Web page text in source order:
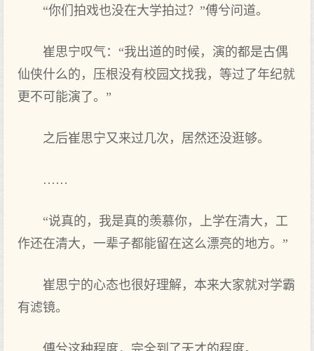
“你们拍戏也没在大学拍过？”傅兮问道。
崔思宁叹气：“我出道的时候，演的都是古偶
仙侠什么的，压根没有校园文找我，等过了年纪就
更不可能演了。”
之后崔思宁又来过几次，居然还没逛够。
……
“说真的，我是真的羡慕你，上学在清大，工
作还在清大，一辈子都能留在这么漂亮的地方。”
崔思宁的心态也很好理解，本来大家就对学霸
有滤镜。